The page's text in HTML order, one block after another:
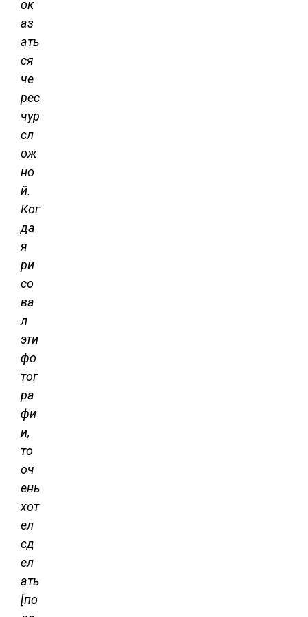
ок
аз
ать
ся
че
рес
чур
сл
ож
но
й.
Ког
да
я
ри
со
ва
л
эти
фо
тог
ра
фи
и,
то
оч
ень
хот
ел
сд
ел
ать
[по